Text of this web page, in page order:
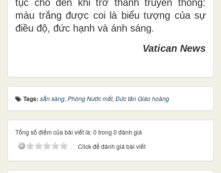
tục cho đến khi trở thành truyền thống:
màu trắng được coi là biểu tượng của sự
điều độ, đức hạnh và ánh sáng.
Vatican News
Tags: sẵn sàng, Phòng Nước mắt, Đức tân Giáo hoàng
Tổng số điểm của bài viết là: 0 trong 0 đánh giá
Click để đánh giá bài viết